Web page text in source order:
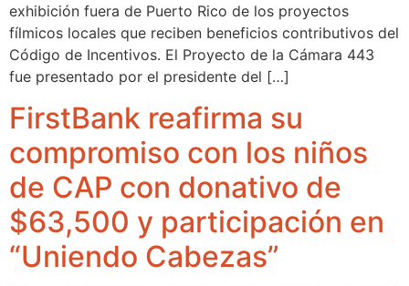
exhibición fuera de Puerto Rico de los proyectos
fílmicos locales que reciben beneficios contributivos del
Código de Incentivos. El Proyecto de la Cámara 443
fue presentado por el presidente del […]
FirstBank reafirma su
compromiso con los niños
de CAP con donativo de
$63,500 y participación en
“Uniendo Cabezas”